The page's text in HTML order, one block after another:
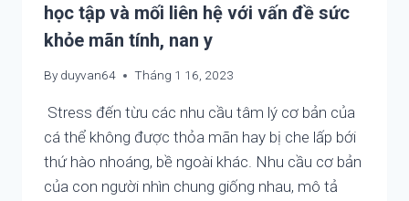
học tập và mối liên hệ với vấn đề sức
khỏe mãn tính, nan y
By duyvan64 Tháng 1 16, 2023
Stress đến từu các nhu cầu tâm lý cơ bản của
cá thể không được thỏa mãn hay bị che lấp bới
thứ hào nhoáng, bề ngoài khác. Nhu cầu cơ bản
của con người nhìn chung giống nhau, mô tả